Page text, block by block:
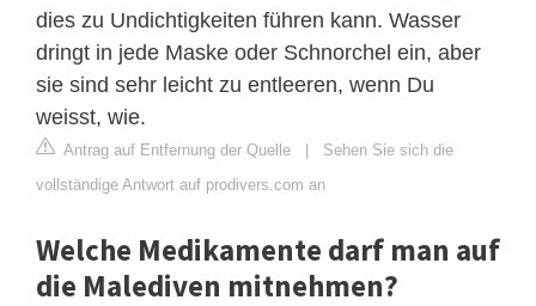
dies zu Undichtigkeiten führen kann. Wasser
dringt in jede Maske oder Schnorchel ein, aber
sie sind sehr leicht zu entleeren, wenn Du
weisst, wie.
Antrag auf Entfernung der Quelle | Sehen Sie sich die
vollständige Antwort auf prodivers.com an
Welche Medikamente darf man auf
die Malediven mitnehmen?